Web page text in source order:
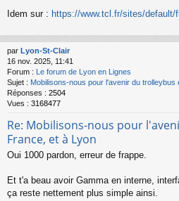
Idem sur : https://www.tcl.fr/sites/default/
par Lyon-St-Clair
16 nov. 2025, 11:41
Forum : Le forum de Lyon en Lignes
Sujet : Mobilisons-nous pour l'avenir du trolleybus
Réponses : 2504
Vues : 3168477
Re: Mobilisons-nous pour
France, et à Lyon
Oui 1000 pardon, erreur de frappe.
Et t'a beau avoir Gamma en interne,
ça reste nettement plus simple ainsi.